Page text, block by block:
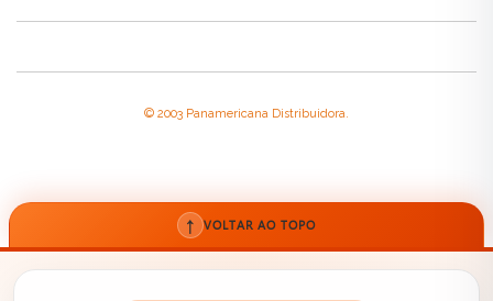
© 2003 Panamericana Distribuidora.
↑ VOLTAR AO TOPO